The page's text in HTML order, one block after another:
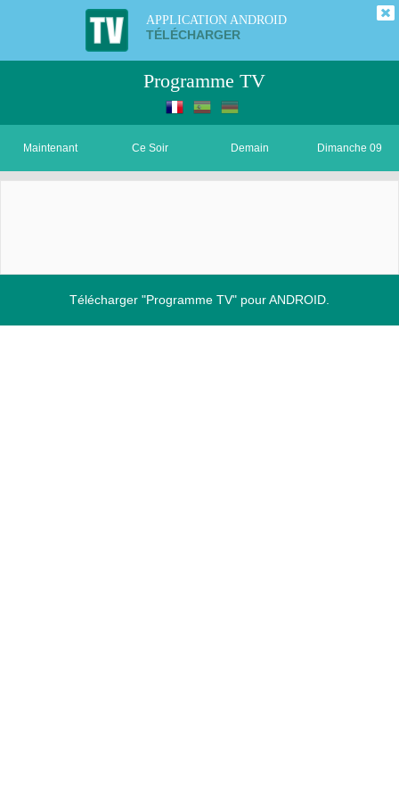
APPLICATION ANDROID
TÉLÉCHARGER
Programme TV
Maintenant Ce Soir Demain Dimanche 09
Télécharger "Programme TV" pour ANDROID.